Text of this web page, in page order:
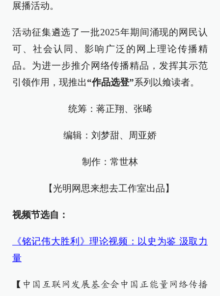
展播活动。
活动征集遴选了一批2025年期间涌现的网民认
可、社会认同、影响广泛的网上理论传播精
品。为进一步推介网络传播精品，发挥其示范
引领作用，现推出“作品选登”系列以飨读者。
统筹：蒋正翔、张晞
编辑：刘梦甜、周亚娇
制作：常世林
【光明网思来想去工作室出品】
视频节选自：
《铭记伟大胜利》理论视频：以史为鉴 汲取力
量
【中国互联网发展基金会中国正能量网络传播